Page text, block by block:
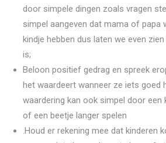
door simpele dingen zoals vragen
simpel aangeven dat mama of papa
kindje hebben dus laten we even
is;
Beloon positief gedrag en spreek
het waardeert wanneer ze iets goed
waardering kan ook simpel door een
of een beetje langer spelen
.Houd er rekening mee dat kinderen